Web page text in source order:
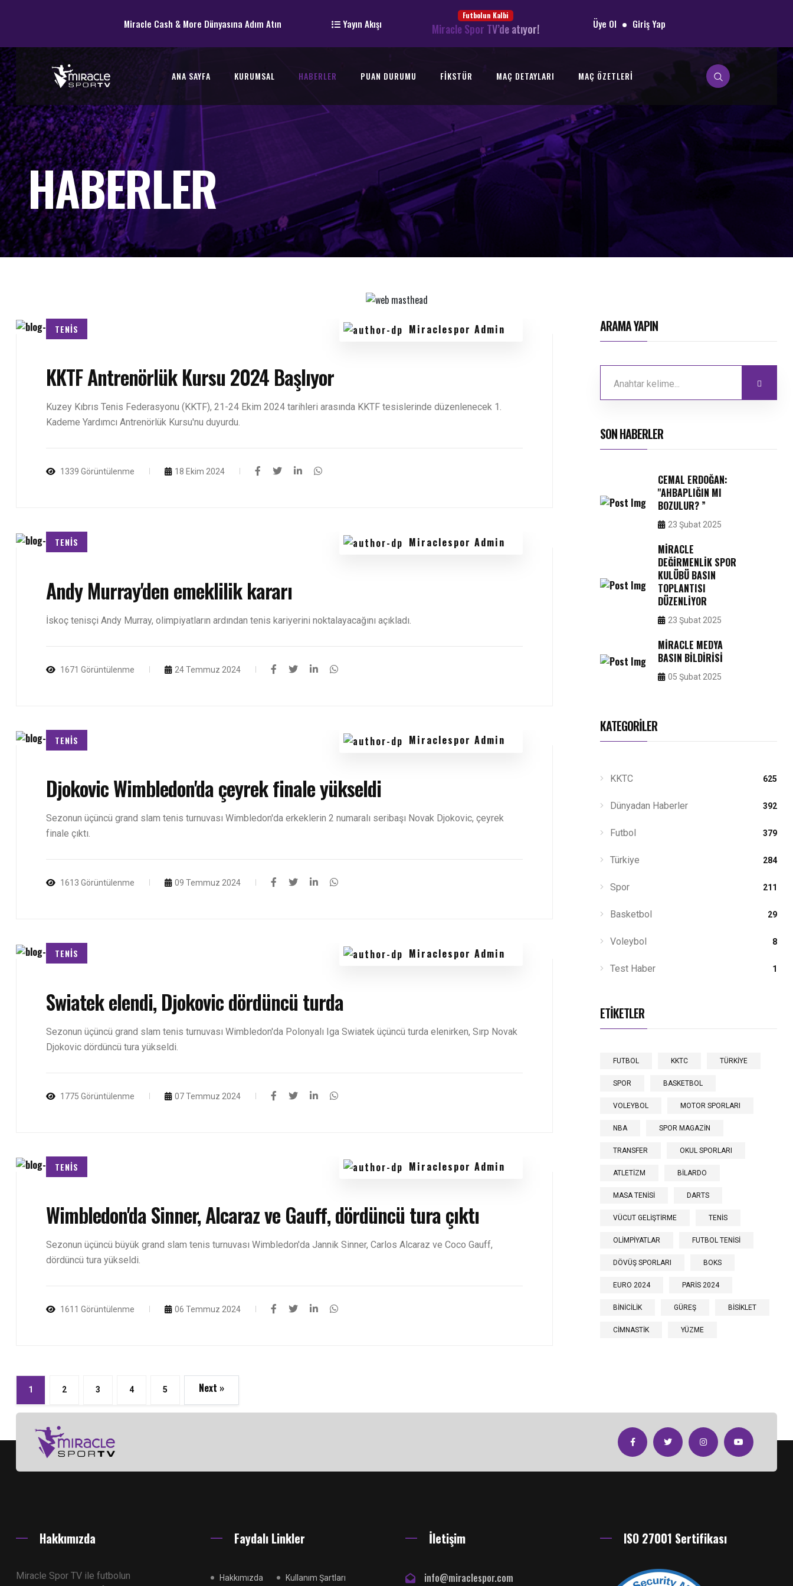
Miracle Cash & More Dünyasına Adım Atın Yayın Akışı
Futbolun Kalbi
Miracle Spor TV’de atıyor! Üye Ol Giriş Yap
ANA SAYFA KURUMSAL HABERLER PUAN DURUMU FIKSTÜR MAÇ DETAYLARI MAÇ ÖZETLERI
HABERLER
TENİS Miraclespor Admin
KKTF Antrenörlük Kursu 2024 Başlıyor
Kuzey Kıbrıs Tenis Federasyonu (KKTF), 21-24 Ekim 2024 tarihleri arasında KKTF tesislerinde düzenlenecek 1.
Kademe Yardımcı Antrenörlük Kursu'nu duyurdu.
1339 Görüntülenme 18 Ekim 2024
TENİS Miraclespor Admin
Andy Murray'den emeklilik kararı
İskoç tenisçi Andy Murray, olimpiyatların ardından tenis kariyerini noktalayacağını açıkladı.
1671 Görüntülenme 24 Temmuz 2024
TENİS Miraclespor Admin
Djokovic Wimbledon'da çeyrek finale yükseldi
Sezonun üçüncü grand slam tenis turnuvası Wimbledon'da erkeklerin 2 numaralı seribaşı Novak Djokovic, çeyrek
finale çıktı.
1613 Görüntülenme 09 Temmuz 2024
TENİS Miraclespor Admin
Swiatek elendi, Djokovic dördüncü turda
Sezonun üçüncü grand slam tenis turnuvası Wimbledon'da Polonyalı Iga Swiatek üçüncü turda elenirken, Sırp Novak
Djokovic dördüncü tura yükseldi.
1775 Görüntülenme 07 Temmuz 2024
TENİS Miraclespor Admin
Wimbledon'da Sinner, Alcaraz ve Gauff, dördüncü tura çıktı
Sezonun üçüncü büyük grand slam tenis turnuvası Wimbledon'da Jannik Sinner, Carlos Alcaraz ve Coco Gauff,
dördüncü tura yükseldi.
1611 Görüntülenme 06 Temmuz 2024
1 2 3 4 5 Next »
ARAMA YAPIN
SON HABERLER
CEMAL ERDOĞAN:
''AHBAPLIĞIN MI
BOZULUR? ”
23 Şubat 2025
MIRACLE
DEĞIRMENLIK SPOR
KULÜBÜ BASIN
TOPLANTISI
DÜZENLIYOR
23 Şubat 2025
MIRACLE MEDYA
BASIN BILDIRISI
05 Şubat 2025
KATEGORİLER
KKTC 625
Dünyadan Haberler 392
Futbol 379
Türkiye 284
Spor 211
Basketbol 29
Voleybol 8
Test Haber 1
ETİKETLER
FUTBOL KKTC TÜRKİYE
SPOR BASKETBOL
VOLEYBOL MOTOR SPORLARI
NBA SPOR MAGAZİN
TRANSFER OKUL SPORLARI
ATLETİZM BİLARDO
MASA TENİSİ DARTS
VÜCUT GELİŞTİRME TENİS
OLİMPİYATLAR FUTBOL TENİSİ
DÖVÜŞ SPORLARI BOKS
EURO 2024 PARİS 2024
BİNİCİLİK GÜREŞ BİSİKLET
CİMNASTİK YÜZME
Hakkımızda
Miracle Spor TV ile futbolun
Faydalı Linkler
Hakkımızda Kullanım Şartları
İletişim
info@miraclespor.com
ISO 27001 Sertifikası